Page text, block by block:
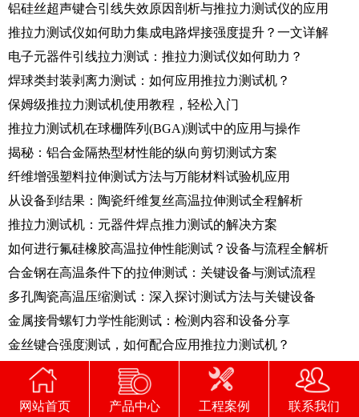
铝硅丝超声键合引线失效原因剖析与推拉力测试仪的应用
推拉力测试仪如何助力集成电路焊接强度提升？一文详解
电子元器件引线拉力测试：推拉力测试仪如何助力？
焊球类封装剥离力测试：如何应用推拉力测试机？
保姆级推拉力测试机使用教程，轻松入门
推拉力测试机在球栅阵列(BGA)测试中的应用与操作
揭秘：铝合金隔热型材性能的纵向剪切测试方案
纤维增强塑料拉伸测试方法与万能材料试验机应用
从设备到结果：陶瓷纤维复丝高温拉伸测试全程解析
推拉力测试机：元器件焊点推力测试的解决方案
如何进行氟硅橡胶高温拉伸性能测试？设备与流程全解析
合金钢在高温条件下的拉伸测试：关键设备与测试流程
多孔陶瓷高温压缩测试：深入探讨测试方法与关键设备
金属接骨螺钉力学性能测试：检测内容和设备分享
金丝键合强度测试，如何配合应用推拉力测试机？
金属接骨螺钉轴向拔出力测试：实操方法与设备选型
金属接骨螺钉轴向拔出力测试如何做？看看厂家怎么说
网站首页 产品中心 工程案例 联系我们